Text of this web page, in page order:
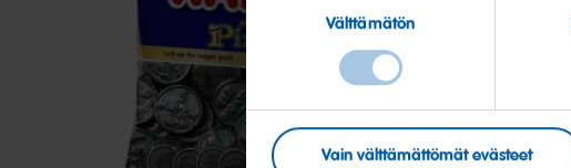
valinta
Välttämätön
Vain välttämättömät evästeet
Super
Piratos
Sea